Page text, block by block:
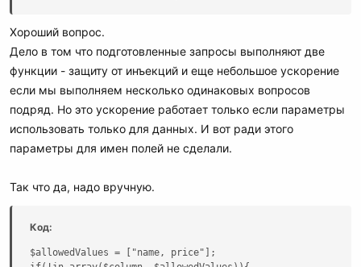
Хороший вопрос.
Дело в том что подготовленные запросы выполняют две
функции - защиту от инъекций и еще небольшое ускорение
если мы выполняем несколько одинаковых вопросов
подряд. Но это ускорение работает только если параметры
использовать только для данных. И вот ради этого
параметры для имен полей не сделали.
Так что да, надо вручную.
Код:
$allowedValues = ["name, price"];